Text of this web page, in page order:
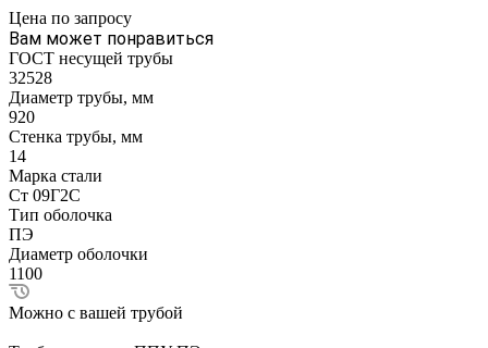
Цена по запросу
Вам может понравиться
ГОСТ несущей трубы
32528
Диаметр трубы, мм
920
Стенка трубы, мм
14
Марка стали
Ст 09Г2С
Тип оболочка
ПЭ
Диаметр оболочки
1100
Можно с вашей трубой